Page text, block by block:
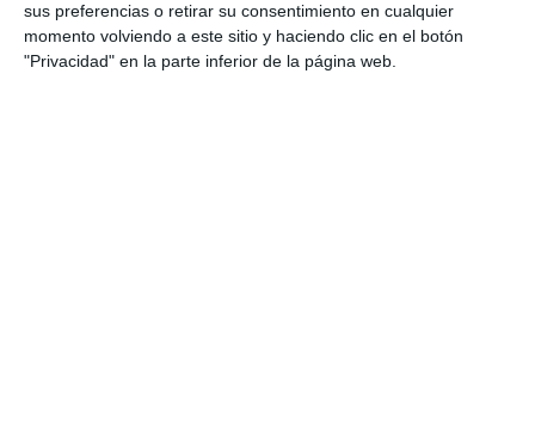
sus preferencias o retirar su consentimiento en cualquier
momento volviendo a este sitio y haciendo clic en el botón
"Privacidad" en la parte inferior de la página web.
LO MÁS VISTO